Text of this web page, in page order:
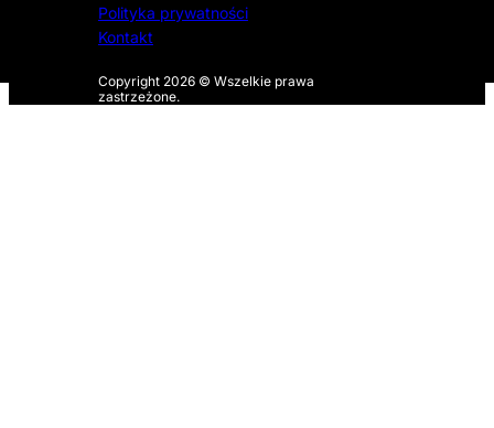
Polityka prywatności
Kontakt
Copyright 2026 © Wszelkie prawa
zastrzeżone.